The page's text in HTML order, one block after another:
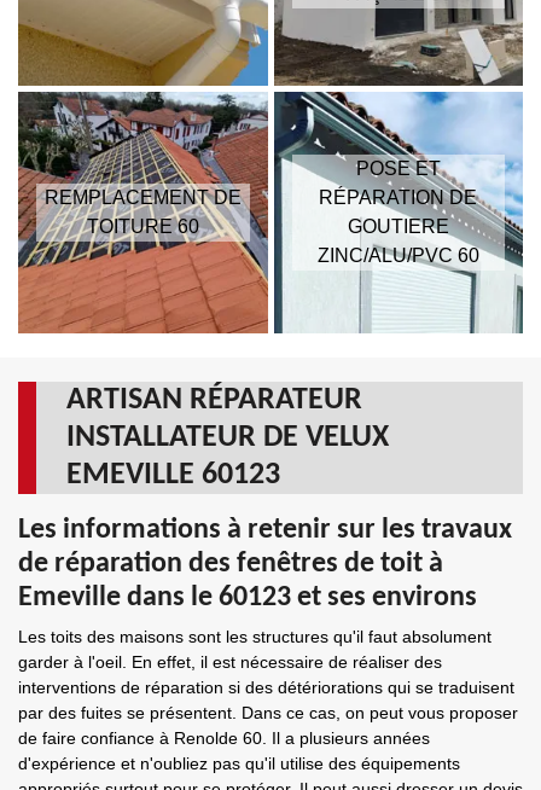
REMPLACEMENT DE
TOITURE 60
POSE ET
RÉPARATION DE
GOUTIERE
ZINC/ALU/PVC 60
ARTISAN RÉPARATEUR
INSTALLATEUR DE VELUX
EMEVILLE 60123
Les informations à retenir sur les travaux
de réparation des fenêtres de toit à
Emeville dans le 60123 et ses environs
Les toits des maisons sont les structures qu'il faut absolument
garder à l'oeil. En effet, il est nécessaire de réaliser des
interventions de réparation si des détériorations qui se traduisent
par des fuites se présentent. Dans ce cas, on peut vous proposer
de faire confiance à Renolde 60. Il a plusieurs années
d'expérience et n'oubliez pas qu'il utilise des équipements